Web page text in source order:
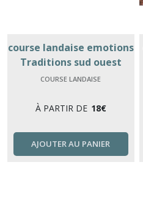
course landaise emotions
Traditions sud ouest
COURSE LANDAISE
À PARTIR DE 18€
AJOUTER AU PANIER